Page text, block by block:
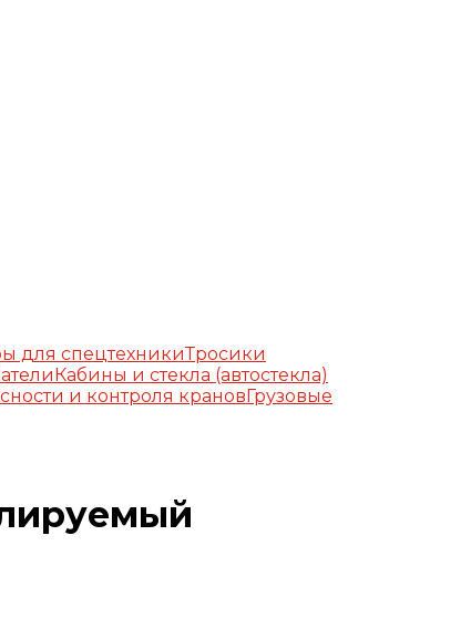
для спецтехникиТросики
Кабины и стекла (автостекла)
и контроля крановГрузовые